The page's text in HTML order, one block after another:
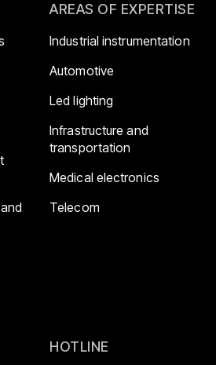
AREAS OF EXPERTISE
Industrial instrumentation
Automotive
Led lighting
Infrastructure and
transportation
Medical electronics
Telecom
HOTLINE